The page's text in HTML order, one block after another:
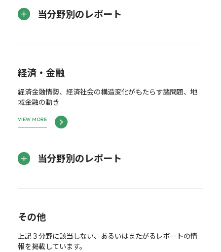
当分野別のレポート
経済・金融
経済金融情勢、経済社会の構造変化がもたらす諸問題、地
域金融の動き
VIEW MORE
当分野別のレポート
その他
上記３分野に該当しない、あるいはまたがるレポートの情
報を掲載しています。